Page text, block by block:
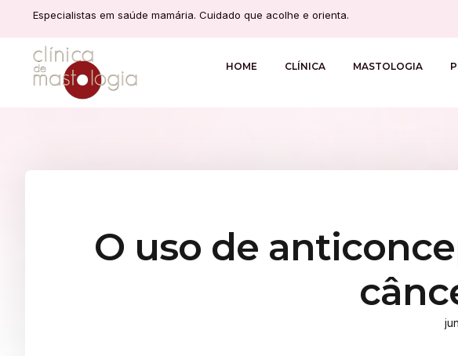
Especialistas em saúde mamária. Cuidado que acolhe e orienta.
HOME CLÍNICA MASTOLOGIA
O uso de